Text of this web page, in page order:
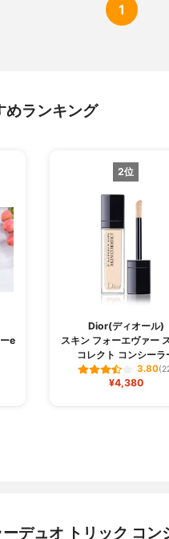
1
めランキング
e
2位
Dior(ディオール)
スキン フォーエヴァー
コレクト コンシーラ
3.80
¥4,380
デュオ トリック コン